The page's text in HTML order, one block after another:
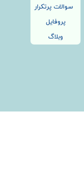
سوالات پرتکرار
پروفایل
وبلاگ